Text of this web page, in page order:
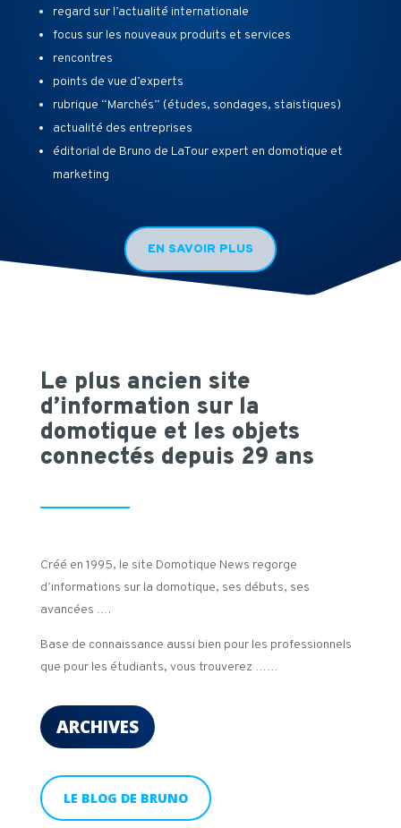
regard sur l’actualité internationale
focus sur les nouveaux produits et services
rencontres
points de vue d’experts
rubrique “Marchés” (études, sondages, staistiques)
actualité des entreprises
éditorial de Bruno de LaTour expert en domotique et
marketing
EN SAVOIR PLUS
Le plus ancien site
d’information sur la
domotique et les objets
connectés depuis 29 ans
Créé en 1995, le site Domotique News regorge
d’informations sur la domotique, ses débuts, ses
avancées ….
Base de connaissance aussi bien pour les professionnels
que pour les étudiants, vous trouverez ……
ARCHIVES
LE BLOG DE BRUNO